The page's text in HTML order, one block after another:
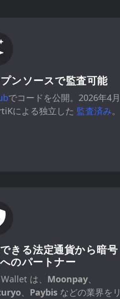
ンソースで監査可能
でコードを公開。2026年4月
による独立した 監査済み。
きる法定通貨から暗号
のパートナー
は、 Moonpay、
、 Paybis などの業界をリ